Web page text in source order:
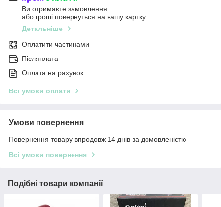
Ви отримаєте замовлення
або гроші повернуться на вашу картку
Детальніше
Оплатити частинами
Післяплата
Оплата на рахунок
Всі умови оплати
Умови повернення
Повернення товару впродовж 14 днів за домовленістю
Всі умови повернення
Подібні товари компанії